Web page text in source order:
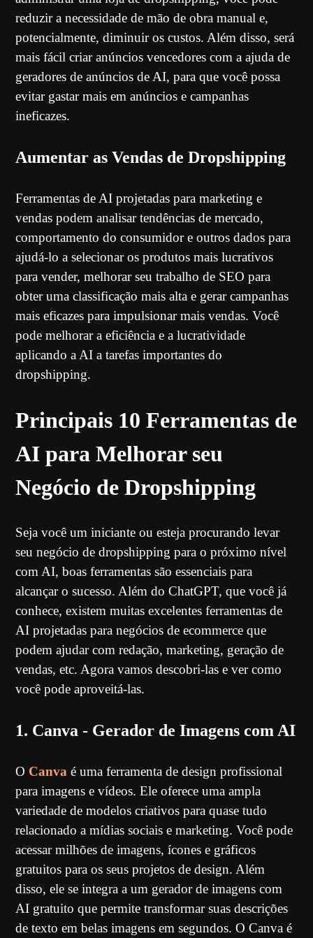
reduzir a necessidade de mão de obra manual e,
potencialmente, diminuir os custos. Além disso, será
mais fácil criar anúncios vencedores com a ajuda de
geradores de anúncios de AI, para que você possa
evitar gastar mais em anúncios e campanhas
ineficazes.
Aumentar as Vendas de Dropshipping
Ferramentas de AI projetadas para marketing e
vendas podem analisar tendências de mercado,
comportamento do consumidor e outros dados para
ajudá-lo a selecionar os produtos mais lucrativos
para vender, melhorar seu trabalho de SEO para
obter uma classificação mais alta e gerar campanhas
mais eficazes para impulsionar mais vendas. Você
pode melhorar a eficiência e a lucratividade
aplicando a AI a tarefas importantes do
dropshipping.
Principais 10 Ferramentas de
AI para Melhorar seu
Negócio de Dropshipping
Seja você um iniciante ou esteja procurando levar
seu negócio de dropshipping para o próximo nível
com AI, boas ferramentas são essenciais para
alcançar o sucesso. Além do ChatGPT, que você já
conhece, existem muitas excelentes ferramentas de
AI projetadas para negócios de ecommerce que
podem ajudar com redação, marketing, geração de
vendas, etc. Agora vamos descobri-las e ver como
você pode aproveitá-las.
1. Canva - Gerador de Imagens com AI
O Canva é uma ferramenta de design profissional
para imagens e vídeos. Ele oferece uma ampla
variedade de modelos criativos para quase tudo
relacionado a mídias sociais e marketing. Você pode
acessar milhões de imagens, ícones e gráficos
gratuitos para os seus projetos de design. Além
disso, ele se integra a um gerador de imagens com
AI gratuito que permite transformar suas descrições
de texto em belas imagens em segundos. O Canva é